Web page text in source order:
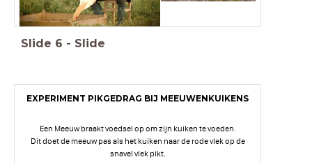
Slide 6 - Slide
EXPERIMENT PIKGEDRAG BIJ MEEUWENKUIKENS
Een Meeuw braakt voedsel op om zijn kuiken te voeden.
Dit doet de meeuw pas als het kuiken naar de rode vlek op de
snavel vlek pikt.